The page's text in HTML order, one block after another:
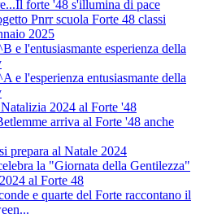
forte '48 s'illumina di pace
Pnrr scuola Forte 48 classi
2025
e l'entusiasmante esperienza della
e l'esperienza entusiasmante della
2024 al Forte '48
arriva al Forte '48 anche
prepara al Natale 2024
la "Giornata della Gentilezza"
al Forte 48
e quarte del Forte raccontano il